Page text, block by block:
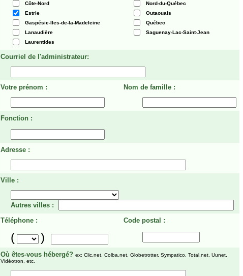
Côte-Nord
Nord-du-Québec
Estrie
Outaouais
Gaspésie-Iles-de-la-Madeleine
Québec
Lanaudière
Saguenay-Lac-Saint-Jean
Laurentides
Courriel de l'administrateur:
Votre prénom : Nom de famille :
Fonction :
Adresse :
Ville :
Autres villes :
Téléphone :
Code postal :
( )
Où êtes-vous hébergé? ex: Clic.net, Colba.net, Globetrotter, Sympatico, Total.net, Uunet,
Vidéotron, etc.